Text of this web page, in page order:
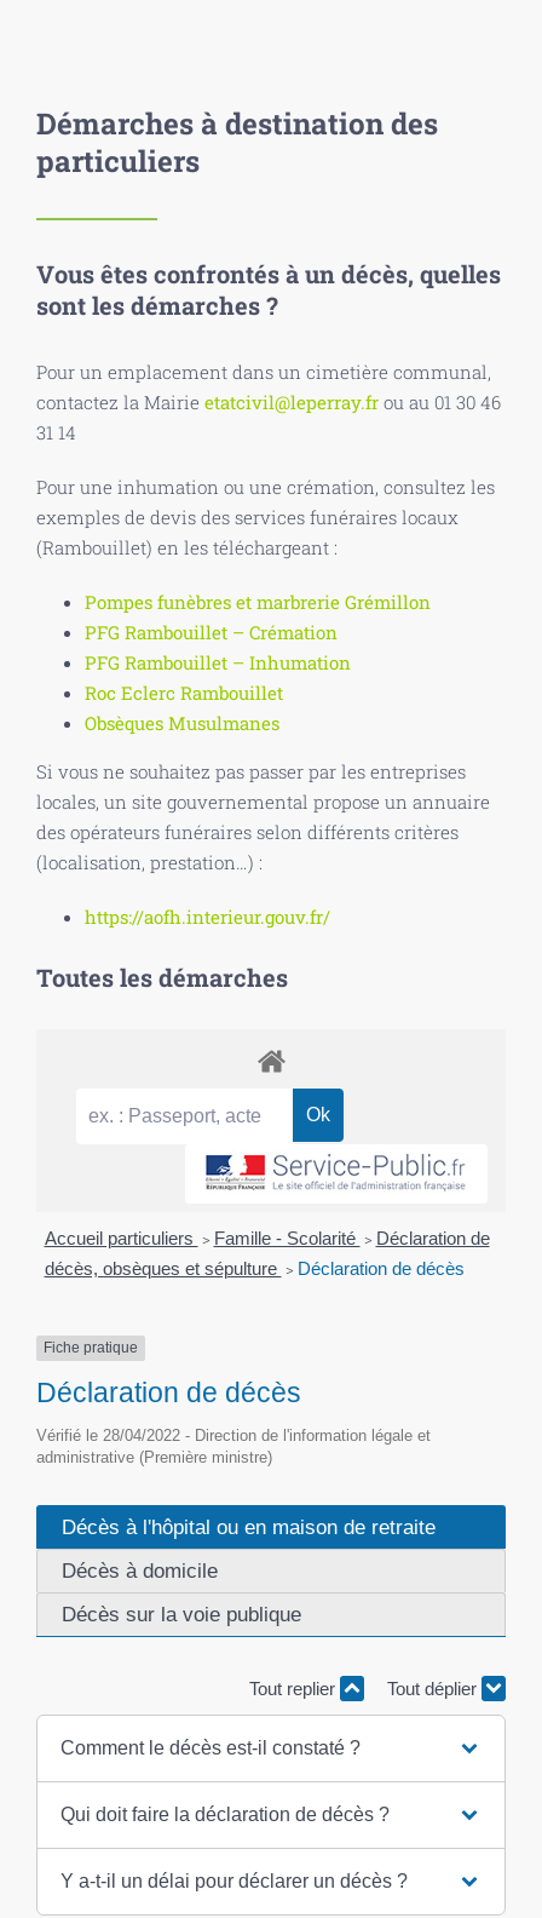
Démarches à destination des
particuliers
Vous êtes confrontés à un décès, quelles
sont les démarches ?
Pour un emplacement dans un cimetière communal,
contactez la Mairie etatcivil@leperray.fr ou au 01 30 46
31 14
Pour une inhumation ou une crémation, consultez les
exemples de devis des services funéraires locaux
(Rambouillet) en les téléchargeant :
Pompes funèbres et marbrerie Grémillon
PFG Rambouillet – Crémation
PFG Rambouillet – Inhumation
Roc Eclerc Rambouillet
Obsèques Musulmanes
Si vous ne souhaitez pas passer par les entreprises
locales, un site gouvernemental propose un annuaire
des opérateurs funéraires selon différents critères
(localisation, prestation…) :
https://aofh.interieur.gouv.fr/
Toutes les démarches
Accueil particuliers > Famille - Scolarité > Déclaration de
décès, obsèques et sépulture > Déclaration de décès
Fiche pratique
Déclaration de décès
Vérifié le 28/04/2022 - Direction de l'information légale et
administrative (Première ministre)
Décès à l'hôpital ou en maison de retraite
Décès à domicile
Décès sur la voie publique
Tout replier Tout déplier
Comment le décès est-il constaté ?
Qui doit faire la déclaration de décès ?
Y a-t-il un délai pour déclarer un décès ?